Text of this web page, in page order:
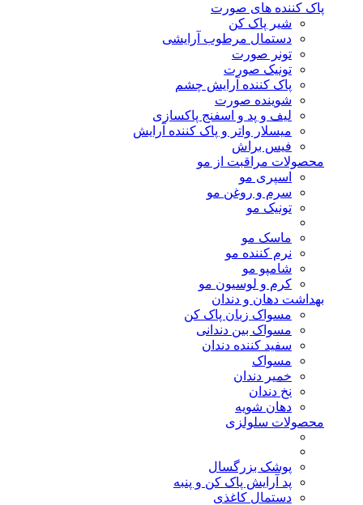
پاک کننده های صورت
شیر پاک کن
دستمال مرطوب آرایشی
تونر صورت
تونیک صورت
پاک کننده آرایش چشم
شوینده صورت
لیف و پد و اسفنج پاکسازی
میسلار واتر و پاک کننده آرایش
فیس براش
محصولات مراقبت از مو
اسپری مو
سرم و روغن مو
تونیک مو
ماسک مو
نرم کننده مو
شامپو مو
کرم و لوسیون مو
بهداشت دهان و دندان
مسواک زبان پاک کن
مسواک بین دندانی
سفید کننده دندان
مسواک
خمیر دندان
نخ دندان
دهان شویه
محصولات سلولزی
پوشک بزرگسال
پد آرایش پاک کن و پنبه
دستمال کاغذی